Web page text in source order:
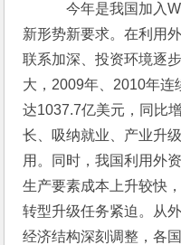
今年是我国加入
新形势新要求。在利用
联系加深、投资环境逐
大，2009年、2010年连
达1037.7亿美元，同比
长、吸纳就业、产业升
用。同时，我国利用外
生产要素成本上升较快
转型升级任务紧迫。从
经济结构深刻调整，各